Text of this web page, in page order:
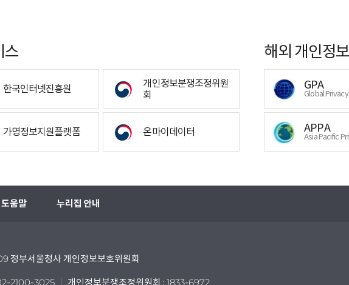
스
한국인터넷진흥원
개인정보분쟁조정위원
회
가명정보지원플랫폼 온마이데이터
해외 개인정
GPA
Global
APPA
Asia Pacific
도움말 누리집 안내
정부서울청사 개인정보보호위원회
2100-3025 개인정보분쟁조정위원회 : 1833-6972